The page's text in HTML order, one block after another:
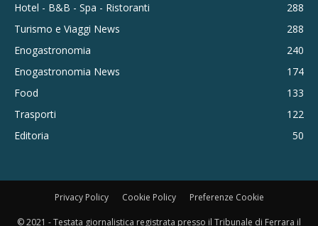
Hotel - B&B - Spa - Ristoranti
288
Turismo e Viaggi News
288
Enogastronomia
240
Enogastronomia News
174
Food
133
Trasporti
122
Editoria
50
Privacy Policy Cookie Policy Preferenze Cookie
© 2021 - Testata giornalistica registrata presso il Tribunale di Ferrara il